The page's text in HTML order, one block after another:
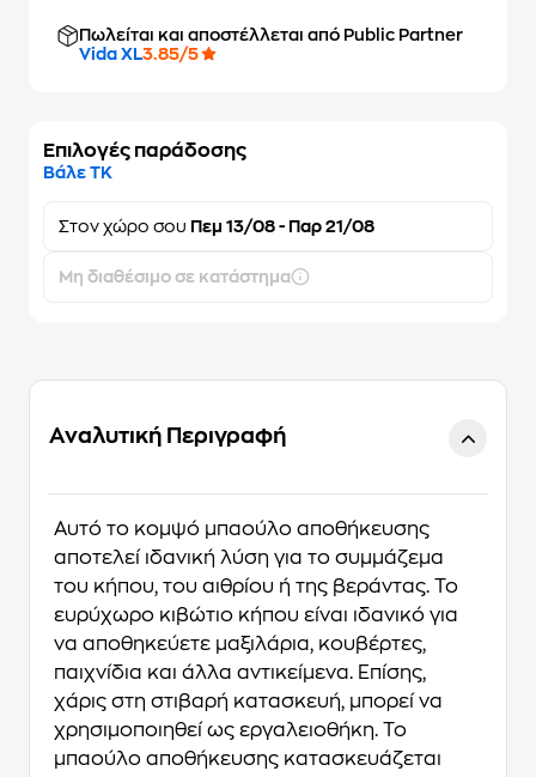
Πωλείται και αποστέλλεται από Public Partner
Vida XL3.85/5
Επιλογές παράδοσης
Βάλε ΤΚ
Στον χώρο σου Πεμ 13/08 - Παρ 21/08
Μη διαθέσιμο σε κατάστημα
Αναλυτική Περιγραφή
Αυτό το κομψό μπαούλο αποθήκευσης
αποτελεί ιδανική λύση για το συμμάζεμα
του κήπου, του αιθρίου ή της βεράντας. Το
ευρύχωρο κιβώτιο κήπου είναι ιδανικό για
να αποθηκεύετε μαξιλάρια, κουβέρτες,
παιχνίδια και άλλα αντικείμενα. Επίσης,
χάρις στη στιβαρή κατασκευή, μπορεί να
χρησιμοποιηθεί ως εργαλειοθήκη. Το
μπαούλο αποθήκευσης κατασκευάζεται